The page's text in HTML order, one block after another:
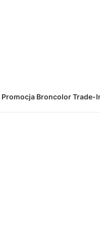
Promocja Broncolor Trade-